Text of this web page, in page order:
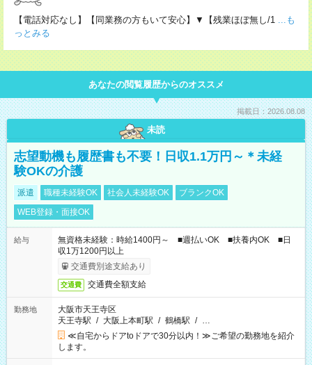
【電話対応なし】【同業務の方もいて安心】▼【残業ほぼ無し/1 ...も
っとみる
あなたの閲覧履歴からのオススメ
掲載日：2026.08.08
未読
志望動機も履歴書も不要！日収1.1万円～＊未経
験OKの介護
派遣 職種未経験OK 社会人未経験OK
ブランクOK
WEB登録・面接OK
給与
無資格未経験：時給1400円～ ■週払いOK ■扶養内OK ■日
収1万1200円以上
交通費別途支給あり
交通費 交通費全額支給
勤務地
大阪市天王寺区
天王寺駅 / 大阪上本町駅 / 鶴橋駅 / …
≪自宅からドアtoドアで30分以内！≫ご希望の勤務地を紹介
します。